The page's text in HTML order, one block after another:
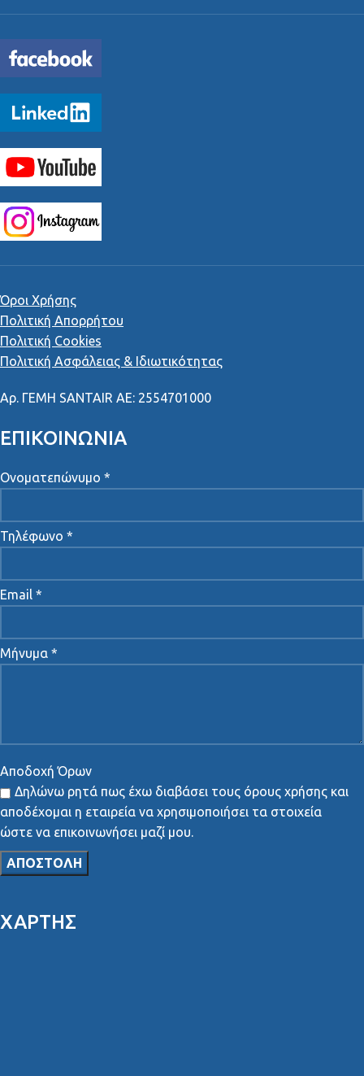
Όροι Χρήσης
Πολιτική Απορρήτου
Πολιτική Cookies
Πολιτική Ασφάλειας & Ιδιωτικότητας
Αρ. ΓΕΜΗ SANTAIR AE: 2554701000
ΕΠΙΚΟΙΝΩΝΙΑ
Ονοματεπώνυμο *
Τηλέφωνο *
Email *
Μήνυμα *
Αποδοχή Όρων
Δηλώνω ρητά πως έχω διαβάσει τους όρους χρήσης και
αποδέχομαι η εταιρεία να χρησιμοποιήσει τα στοιχεία
ώστε να επικοινωνήσει μαζί μου.
ΧΑΡΤΗΣ